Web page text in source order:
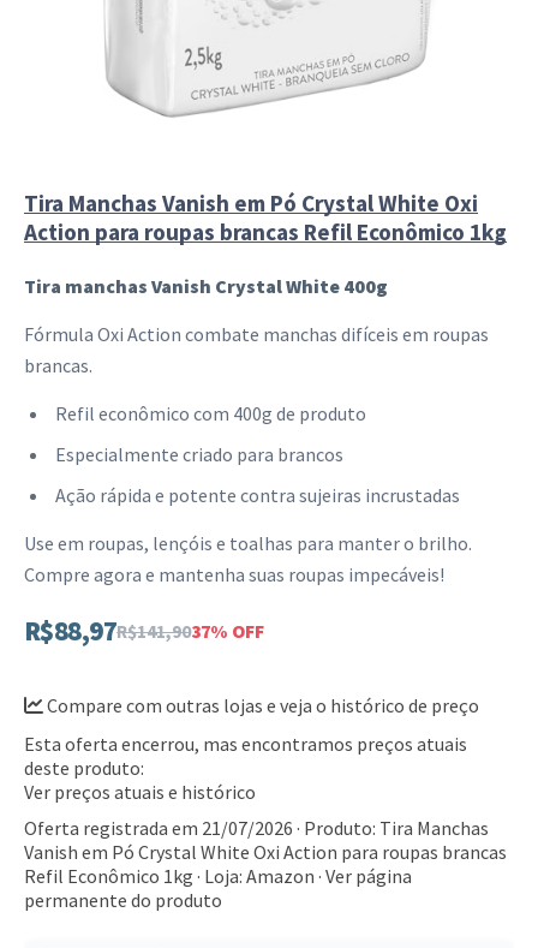
Tira Manchas Vanish em Pó Crystal White Oxi
Action para roupas brancas Refil Econômico 1kg
Tira manchas Vanish Crystal White 400g
Fórmula Oxi Action combate manchas difíceis em roupas
brancas.
Refil econômico com 400g de produto
Especialmente criado para brancos
Ação rápida e potente contra sujeiras incrustadas
Use em roupas, lençóis e toalhas para manter o brilho.
Compre agora e mantenha suas roupas impecáveis!
R$88,97R$141,9037% OFF
Compare com outras lojas e veja o histórico de preço
Esta oferta encerrou, mas encontramos preços atuais
deste produto:
Ver preços atuais e histórico
Oferta registrada em 21/07/2026 · Produto: Tira Manchas
Vanish em Pó Crystal White Oxi Action para roupas brancas
Refil Econômico 1kg · Loja: Amazon · Ver página
permanente do produto